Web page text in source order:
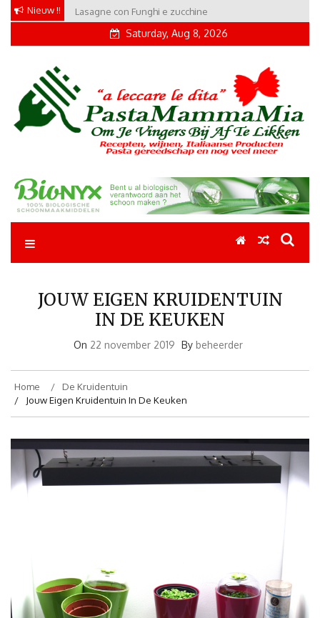
Skip
content
Nieuw !! Lasagne con Funghi e zucchine
Saturday, Aug 8, 2026
Pastamammamia
Pastarecepten om je vingers bij af te likken
JOUW EIGEN KRUIDENTUIN
IN DE KEUKEN
On 22 november 2019 By beheerder
Home
De Kruidentuin
Jouw Eigen Kruidentuin In De Keuken